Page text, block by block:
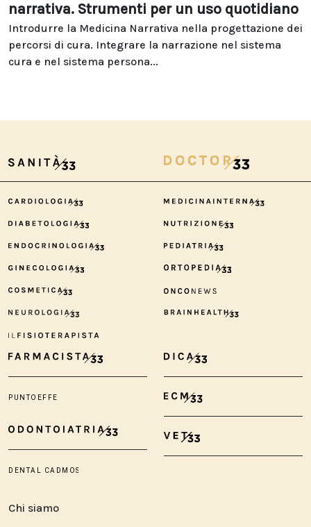
narrativa. Strumenti per un uso quotidiano
Introdurre la Medicina Narrativa nella progettazione dei
percorsi di cura. Integrare la narrazione nel sistema
cura e nel sistema persona...
Chi siamo